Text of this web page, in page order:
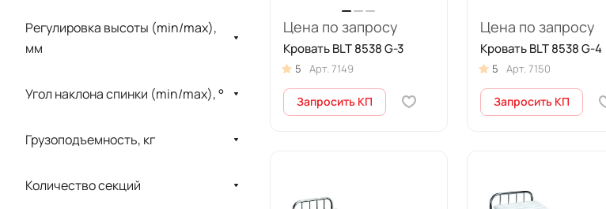
Цена по запросу
Кровать BLT 8538 G-3
5 Арт. 7149
Запросить КП
Цена по запросу
Кровать BLT 8538 G-4
5 Арт. 7150
Запросить КП
МЕДИН
Регулировка высоты (min/max),
мм
Угол наклона спинки (min/max), °
Грузоподъемность, кг
Количество секций